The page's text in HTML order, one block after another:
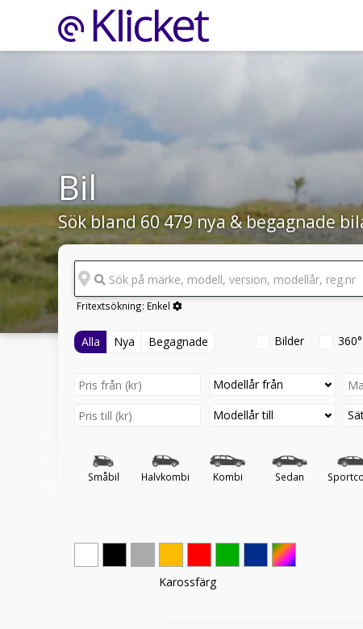
Bil
Sök bland 60 479 nya & begagnade
Sök på märke, modell, version, modellår, reg.nr
Fritextsökning: Enkel
Alla Nya Begagnade Bilder 360°
Modellår från
Modellår till
Småbil Halvkombi Kombi Sedan
Karossfärg